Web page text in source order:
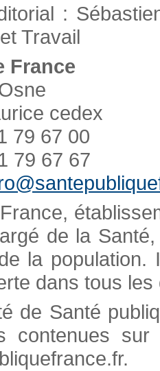
:
Travail
France
cedex
79 67 00
79 67 67
de la
la
dans tous
de Santé
contenues